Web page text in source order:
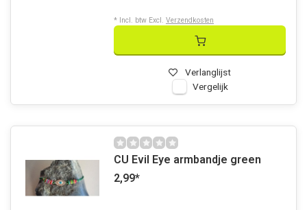
Verlanglijst
Vergelijk
* Incl. btw Excl. Verzendkosten
CU Evil Eye armbandje green
2,99*